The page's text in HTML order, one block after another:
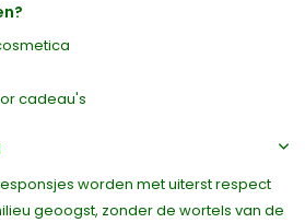
cadeau's
worden met uiterst respect
geoogst, zonder de wortels van de